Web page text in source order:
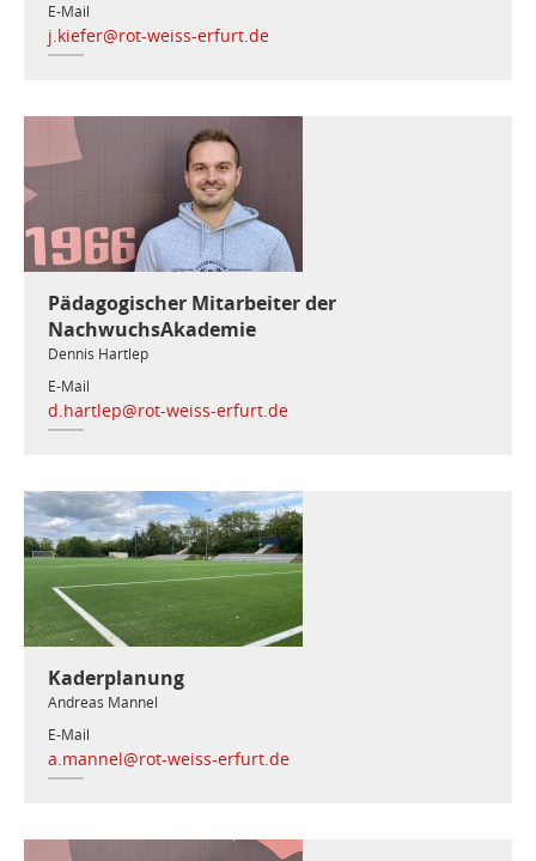
E-Mail
j.kiefer@rot-weiss-erfurt.de
Pädagogischer Mitarbeiter der
NachwuchsAkademie
Dennis Hartlep
E-Mail
d.hartlep@rot-weiss-erfurt.de
Kaderplanung
Andreas Mannel
E-Mail
a.mannel@rot-weiss-erfurt.de